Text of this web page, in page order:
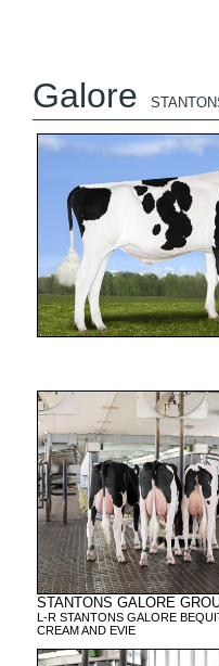
Galore
STANTONS GALORE
L-R STANTONS GALORE
CREAM AND EVIE